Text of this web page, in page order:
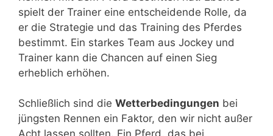
spielt der Trainer eine entscheidende Rolle, da
er die Strategie und das Training des Pferdes
bestimmt. Ein starkes Team aus Jockey und
Trainer kann die Chancen auf einen Sieg
erheblich erhöhen.
Schließlich sind die Wetterbedingungen bei
jüngsten Rennen ein Faktor, den wir nicht außer